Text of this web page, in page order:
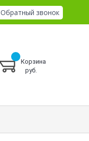
Обратный звонок
Корзина
руб.